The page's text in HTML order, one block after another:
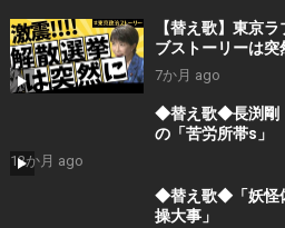
【替え歌】東京
ブストーリーは突
歌ってみました。
7か月 ago
◆替え歌◆長渕剛
の「苦労所帯s」
12か月 ago
◆替え歌◆「妖怪
操大事」